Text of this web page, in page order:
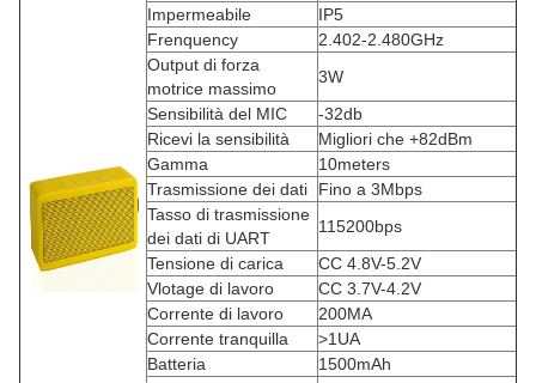
Impermeabile
IP5
Frenquency
2.402-2.480GHz
Output di forza
motrice massimo
3W
Sensibilità del MIC
-32db
Ricevi la sensibilità
Migliori che +82dBm
Gamma
10meters
Trasmissione dei dati
Fino a 3Mbps
Tasso di trasmissione
dei dati di UART
115200bps
Tensione di carica
CC 4.8V-5.2V
Vlotage di lavoro
CC 3.7V-4.2V
Corrente di lavoro
200MA
Corrente tranquilla
>1UA
Batteria
1500mAh